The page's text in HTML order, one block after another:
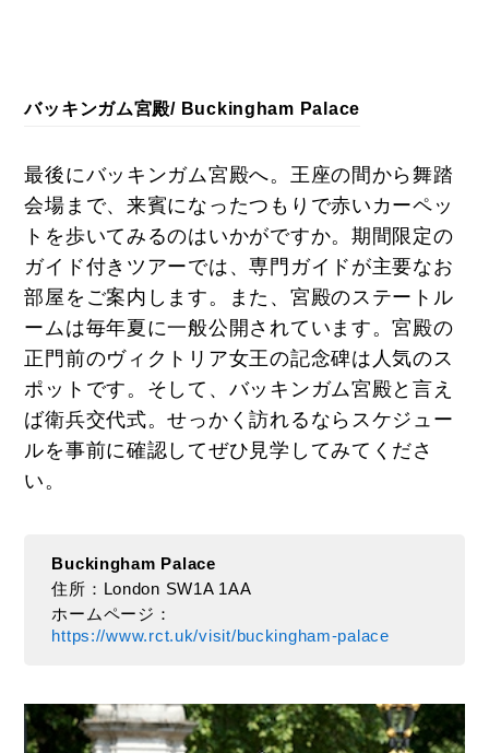
バッキンガム宮殿/ Buckingham Palace
最後にバッキンガム宮殿へ。王座の間から舞踏
会場まで、来賓になったつもりで赤いカーペッ
トを歩いてみるのはいかがですか。期間限定の
ガイド付きツアーでは、専門ガイドが主要なお
部屋をご案内します。また、宮殿のステートル
ームは毎年夏に一般公開されています。宮殿の
正門前のヴィクトリア女王の記念碑は人気のス
ポットです。そして、バッキンガム宮殿と言え
ば衛兵交代式。せっかく訪れるならスケジュー
ルを事前に確認してぜひ見学してみてくださ
い。
Buckingham Palace
住所：London SW1A 1AA
ホームページ：
https://www.rct.uk/visit/buckingham-palace